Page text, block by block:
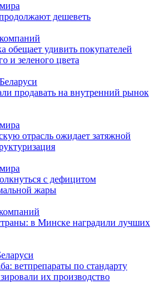
дешеветь
обещает удивить покупателей
и зеленого цвета
продавать на внутренний рынок
отрасль ожидает затяжной
с дефицитом
жары
в Минске наградили лучших
ветпрепараты по стандарту
их производство